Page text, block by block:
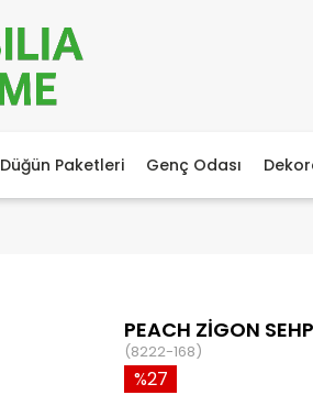
Düğün Paketleri Genç Odası
PEACH ZİGON
(8222-168)
27